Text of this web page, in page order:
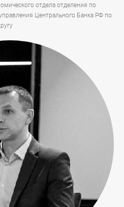
отдела отделения по
Центрального Банка РФ по